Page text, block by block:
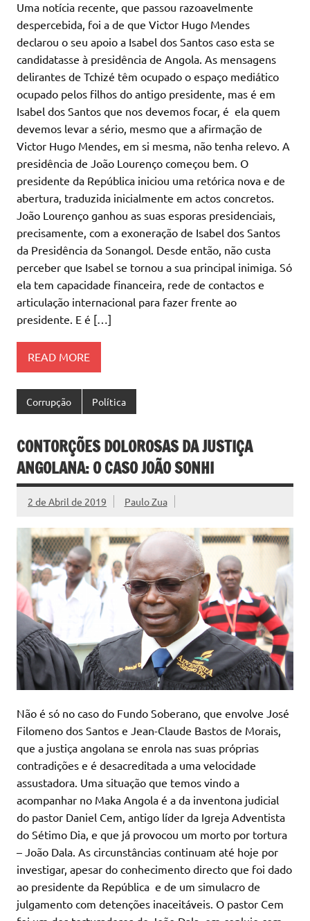
Uma notícia recente, que passou razoavelmente
despercebida, foi a de que Victor Hugo Mendes
declarou o seu apoio a Isabel dos Santos caso esta se
candidatasse à presidência de Angola. As mensagens
delirantes de Tchizé têm ocupado o espaço mediático
ocupado pelos filhos do antigo presidente, mas é em
Isabel dos Santos que nos devemos focar, é ela quem
devemos levar a sério, mesmo que a afirmação de
Victor Hugo Mendes, em si mesma, não tenha relevo. A
presidência de João Lourenço começou bem. O
presidente da República iniciou uma retórica nova e de
abertura, traduzida inicialmente em actos concretos.
João Lourenço ganhou as suas esporas presidenciais,
precisamente, com a exoneração de Isabel dos Santos
da Presidência da Sonangol. Desde então, não custa
perceber que Isabel se tornou a sua principal inimiga. Só
ela tem capacidade financeira, rede de contactos e
articulação internacional para fazer frente ao
presidente. E é […]
READ MORE
Corrupção Política
CONTORÇÕES DOLOROSAS DA JUSTIÇA
ANGOLANA: O CASO JOÃO SONHI
2 de Abril de 2019 Paulo Zua
Não é só no caso do Fundo Soberano, que envolve José
Filomeno dos Santos e Jean-Claude Bastos de Morais,
que a justiça angolana se enrola nas suas próprias
contradições e é desacreditada a uma velocidade
assustadora. Uma situação que temos vindo a
acompanhar no Maka Angola é a da inventona judicial
do pastor Daniel Cem, antigo líder da Igreja Adventista
do Sétimo Dia, e que já provocou um morto por tortura
– João Dala. As circunstâncias continuam até hoje por
investigar, apesar do conhecimento directo que foi dado
ao presidente da República e de um simulacro de
julgamento com detenções inaceitáveis. O pastor Cem